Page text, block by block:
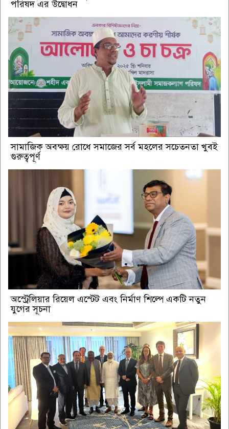
পরিষদ এর উদ্বোধন
সামাজিক অবক্ষয় রোধে সমাজের সর্ব মহলের সচেতনতা খুবই
গুরুত্বপূর্ণ
অস্ট্রেলিয়ার রিয়েল এস্টেট এবং নির্মাণ শিল্পে একটি নতুন
যুগের সূচনা